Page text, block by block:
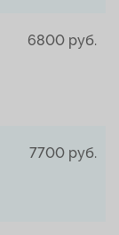
6800 руб.
7700 руб.